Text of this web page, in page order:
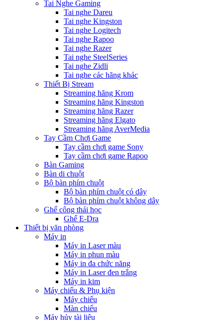
Tai Nghe Gaming
Tai nghe Dareu
Tai nghe Kingston
Tai nghe Logitech
Tai nghe Rapoo
Tai nghe Razer
Tai nghe SteelSeries
Tai nghe Zidli
Tai nghe các hãng khác
Thiết Bị Stream
Streaming hãng Krom
Streaming hãng Kingston
Streaming hãng Razer
Streaming hãng Elgato
Streaming hãng AverMedia
Tay Cầm Chơi Game
Tay cầm chơi game Sony
Tay cầm chơi game Rapoo
Bàn Gaming
Bàn di chuột
Bộ bàn phím chuột
Bộ bàn phím chuột có dây
Bộ bàn phím chuột không dây
Ghế công thái học
Ghế E-Dra
Thiết bị văn phòng
Máy in
Máy in Laser màu
Máy in phun màu
Máy in đa chức năng
Máy in Laser đen trắng
Máy in kim
Máy chiếu & Phụ kiện
Máy chiếu
Màn chiếu
Máy hủy tài liệu